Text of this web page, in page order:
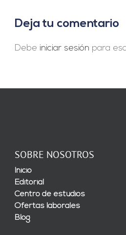
Deja tu comentario
Debe iniciar sesión para
SOBRE NOSOTROS
Inicio
Editorial
Centro de estudios
Ofertas laborales
Blog